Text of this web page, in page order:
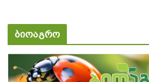
ბიოაგრო